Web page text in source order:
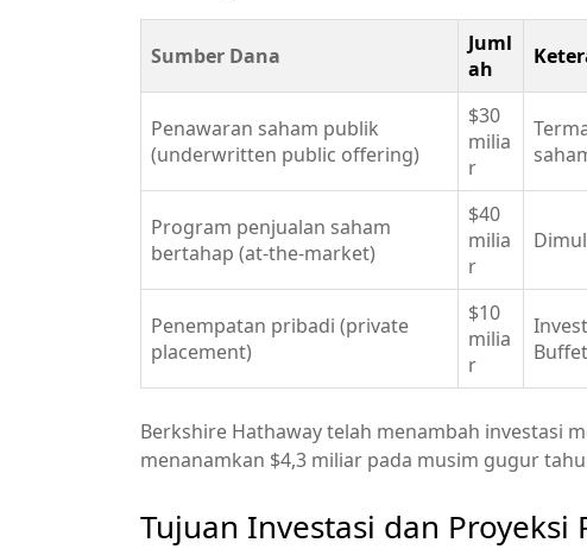
Sumber Dana
Juml
ah
Penawaran saham publik
(underwritten public offering)
$30
milia
r
Program penjualan saham
bertahap (at-the-market)
$40
milia
r
Penempatan pribadi (private
placement)
$10
milia
r
Berkshire Hathaway telah menambah investasi
menanamkan $4,3 miliar pada musim gugur
Tujuan Investasi dan Proyeksi